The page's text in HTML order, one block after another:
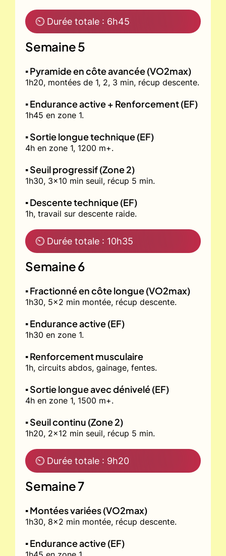
⏲ Durée totale : 6h45
Semaine 5
▪️ Pyramide en côte avancée (VO2max)
1h20, montées de 1, 2, 3 min, récup descente.
▪️ Endurance active + Renforcement (EF)
1h45 en zone 1.
▪️ Sortie longue technique (EF)
4h en zone 1, 1200 m+.
▪️ Seuil progressif (Zone 2)
1h30, 3x10 min seuil, récup 5 min.
▪️ Descente technique (EF)
1h, travail sur descente raide.
⏲ Durée totale : 10h35
Semaine 6
▪️ Fractionné en côte longue (VO2max)
1h30, 5x2 min montée, récup descente.
▪️ Endurance active (EF)
1h30 en zone 1.
▪️ Renforcement musculaire
1h, circuits abdos, gainage, fentes.
▪️ Sortie longue avec dénivelé (EF)
4h en zone 1, 1500 m+.
▪️ Seuil continu (Zone 2)
1h20, 2x12 min seuil, récup 5 min.
⏲ Durée totale : 9h20
Semaine 7
▪️ Montées variées (VO2max)
1h30, 8x2 min montée, récup descente.
▪️ Endurance active (EF)